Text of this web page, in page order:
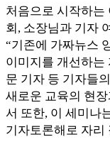
처음으로 시작하는
회 , 소장님과 기자
“기존에 가짜뉴스
이미지를 개선하는
문 기자 등 기자들
새로운 교육의 현
서 또한, 이 세미나
기자토론해로 자리